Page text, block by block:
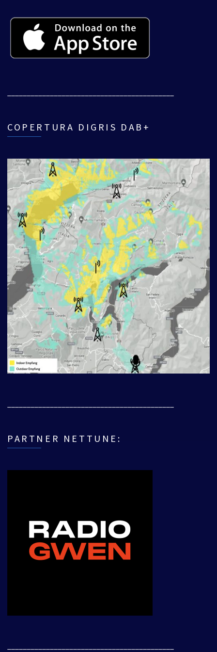
COPERTURA DIGRIS DAB+
PARTNER NETTUNE: